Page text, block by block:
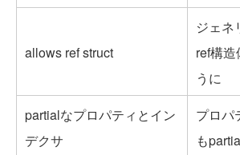
allows ref struct
ジェネ
ref構
うに
partialなプロパティとイン
デクサ
プロパ
も